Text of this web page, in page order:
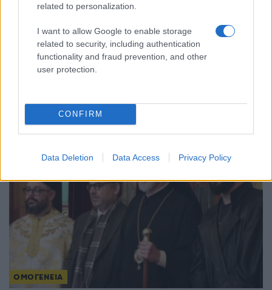
related to personalization.
I want to allow Google to enable storage
related to security, including authentication
functionality and fraud prevention, and other
user protection.
CONFIRM
Data Deletion Data Access Privacy Policy
Τρεις Πόντιοι φέτος στη Eurovision για την Ελλάδα – Το Ferto
του Ακύλα, το 12άρι της Κλαυδίας και το act της Παρθένας
Χοροζίδου
ΟΜΟΓΕΝΕΙΑ